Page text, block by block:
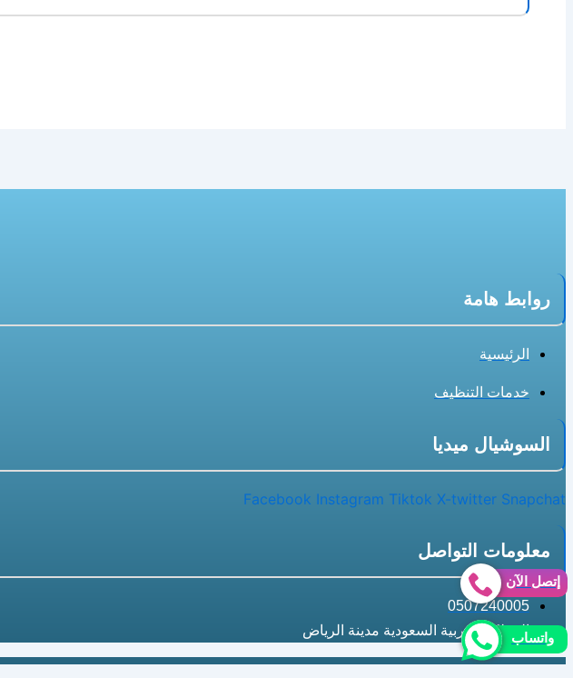
روابط هامة
الرئيسية
خدمات التنظيف
السوشيال ميديا
Facebook Instagram Tiktok X-twitter Snapchat
معلومات التواصل
0507240005
المملكة العربية السعودية مدينة الرياض
إتصل الآن
واتساب